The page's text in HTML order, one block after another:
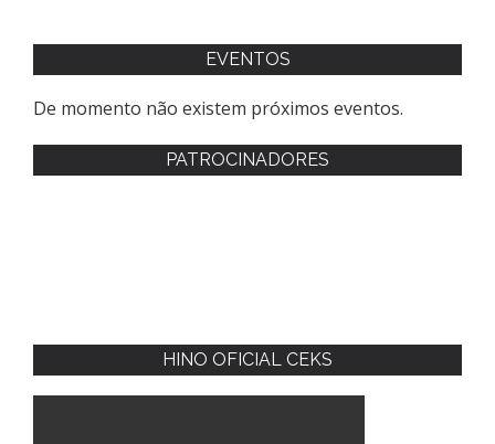
EVENTOS
De momento não existem próximos eventos.
PATROCINADORES
HINO OFICIAL CEKS